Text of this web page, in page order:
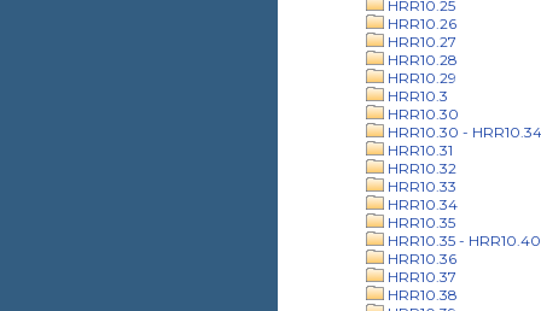
HRR10.25
HRR10.26
HRR10.27
HRR10.28
HRR10.29
HRR10.3
HRR10.30
HRR10.30 - HRR10.34
HRR10.31
HRR10.32
HRR10.33
HRR10.34
HRR10.35
HRR10.35 - HRR10.40
HRR10.36
HRR10.37
HRR10.38